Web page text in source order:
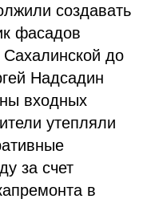
создавать
фасадов
Сахалинской до
Надсадин
входных
утепляли
за счет
в